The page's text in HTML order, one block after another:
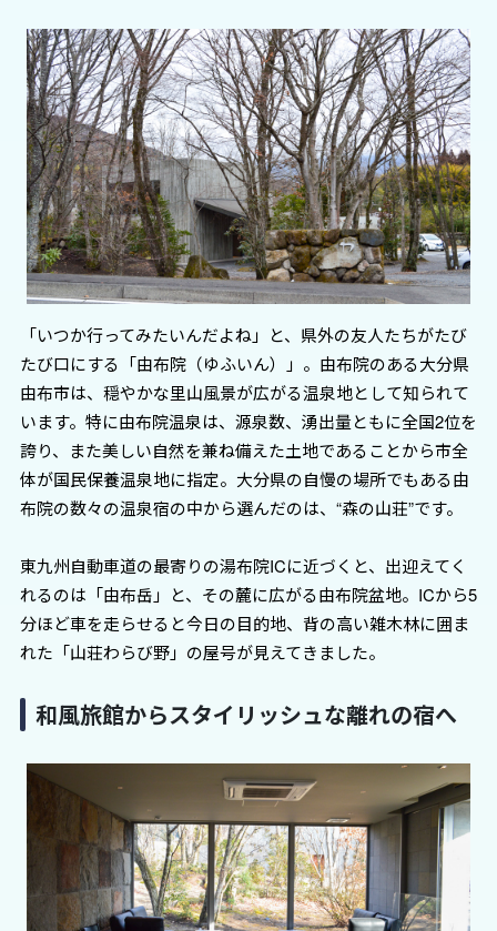
「いつか行ってみたいんだよね」と、県外の友人たちがたび
たび口にする「由布院（ゆふいん）」。由布院のある大分県
由布市は、穏やかな里山風景が広がる温泉地として知られて
います。特に由布院温泉は、源泉数、湧出量ともに全国2位を
誇り、また美しい自然を兼ね備えた土地であることから市全
体が国民保養温泉地に指定。大分県の自慢の場所でもある由
布院の数々の温泉宿の中から選んだのは、“森の山荘”です。
東九州自動車道の最寄りの湯布院ICに近づくと、出迎えてく
れるのは「由布岳」と、その麓に広がる由布院盆地。ICから5
分ほど車を走らせると今日の目的地、背の高い雑木林に囲ま
れた「山荘わらび野」の屋号が見えてきました。
和風旅館からスタイリッシュな離れの宿へ